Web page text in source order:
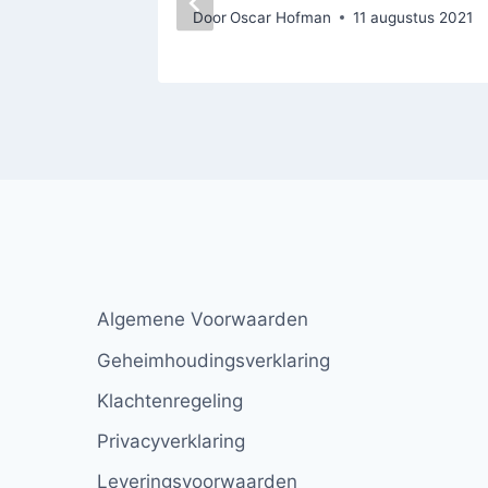
DoorOscar Hofman 11 augustus 2021
Algemene Voorwaarden
Geheimhoudingsverklaring
Klachtenregeling
Privacyverklaring
Leveringsvoorwaarden